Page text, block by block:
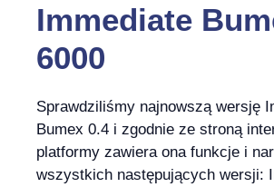
Immediate
6000
Sprawdziliśmy najnowszą wersję
Bumex 0.4 i zgodnie ze stroną
platformy zawiera ona funkcje i
wszystkich następujących wersji: